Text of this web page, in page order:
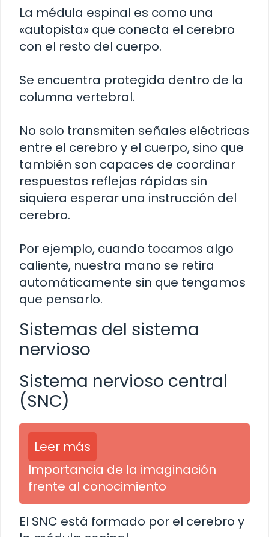
La médula espinal es como una
«autopista» que conecta el cerebro
con el resto del cuerpo.
Se encuentra protegida dentro de la
columna vertebral.
No solo transmiten señales eléctricas
entre el cerebro y el cuerpo, sino que
también son capaces de coordinar
respuestas reflejas rápidas sin
siquiera esperar una instrucción del
cerebro.
Por ejemplo, cuando tocamos algo
caliente, nuestra mano se retira
automáticamente sin que tengamos
que pensarlo.
Sistemas del sistema
nervioso
Sistema nervioso central
(SNC)
Leer más
Importancia de la imaginación
frente al conocimiento
El SNC está formado por el cerebro y